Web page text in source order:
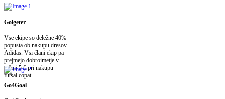
Golgeter
Vse ekipe so deležne 40%
popusta ob nakupu dresov
Adidas. Vsi člani ekip pa
prejmejo dobroimetje v
višini 5 € pri nakupu
futsal copat.
Go4Goal